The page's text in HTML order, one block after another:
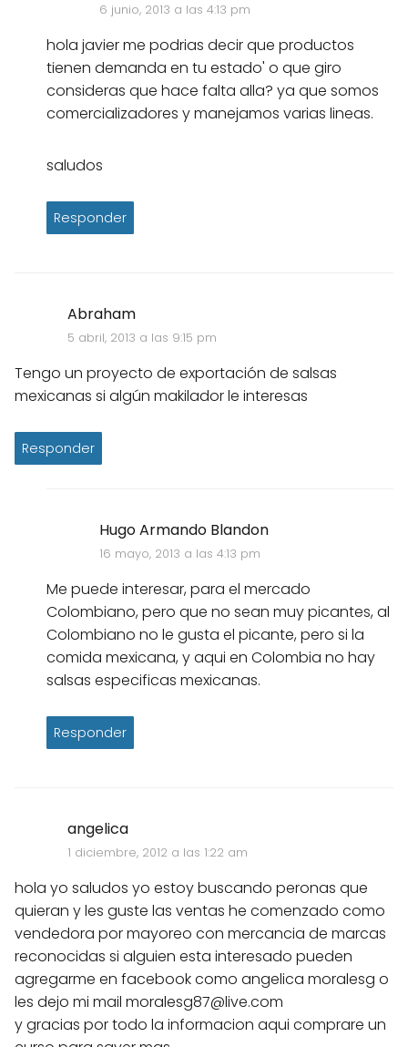
6 junio, 2013 a las 4:13 pm
hola javier me podrias decir que productos
tienen demanda en tu estado' o que giro
consideras que hace falta alla? ya que somos
comercializadores y manejamos varias lineas.
saludos
Responder
Abraham
5 abril, 2013 a las 9:15 pm
Tengo un proyecto de exportación de salsas
mexicanas si algún makilador le interesas
Responder
Hugo Armando Blandon
16 mayo, 2013 a las 4:13 pm
Me puede interesar, para el mercado
Colombiano, pero que no sean muy picantes, al
Colombiano no le gusta el picante, pero si la
comida mexicana, y aqui en Colombia no hay
salsas especificas mexicanas.
Responder
angelica
1 diciembre, 2012 a las 1:22 am
hola yo saludos yo estoy buscando peronas que
quieran y les guste las ventas he comenzado como
vendedora por mayoreo con mercancia de marcas
reconocidas si alguien esta interesado pueden
agregarme en facebook como angelica moralesg o
les dejo mi mail moralesg87@live.com
y gracias por todo la informacion aqui comprare un